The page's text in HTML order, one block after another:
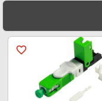
favorite_border